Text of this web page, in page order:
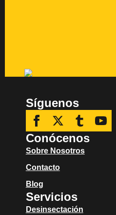
Síguenos
Conócenos
Sobre Nosotros
Contacto
Blog
Servicios
Desinsectación